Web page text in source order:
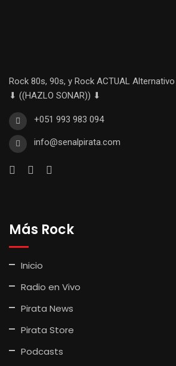
Rock 80s, 90s, y Rock ACTUAL Alternativo
⬇ ((HAZLO SONAR)) ⬇
+051 993 983 094
info@senalpirata.com
Más Rock
Inicio
Radio en Vivo
Pirata News
Pirata Store
Podcasts